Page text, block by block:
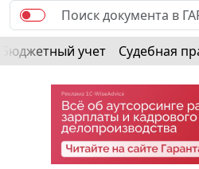
Бюджетный учет Судебная